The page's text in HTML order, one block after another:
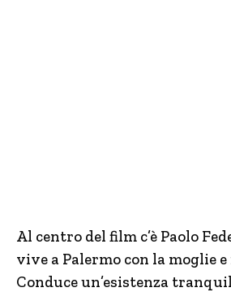
Al centro del film c’è Paolo
vive a Palermo con la moglie
Conduce un’esistenza